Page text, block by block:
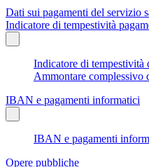
Dati sui pagamenti del servizio
Indicatore di tempestività
Indicatore di tempestività
Ammontare complessivo
IBAN e pagamenti informatici
IBAN e pagamenti
Opere pubbliche